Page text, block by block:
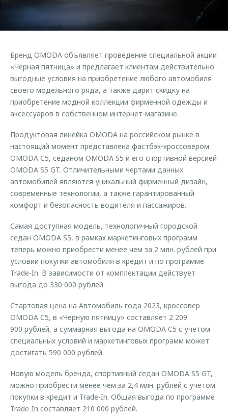
Страхование
Кредитный калькулятор
Одежда и сувениры
Оригинальные аксессуары
Запчасти
Трейд-ин
Калькулятор трейд-ин
Клиентская поддержка
O&J Автоклуб
Приложение O&J
Аксессуары
Одежда и сувениры
Оригинальные аксессуары
Запчасти
Бренд OMODA объявляет проведение специальной акции
«Черная пятница» и предлагает клиентам действительно
выгодные условия на приобретение любого автомобиля
своего модельного ряда, а также дарит скидку на
приобретение модной коллекции фирменной одежды и
аксессуаров в собственном интернет-магазине.
Продуктовая линейка OMODA на российском рынке в
настоящий момент представлена фастбэк-кроссовером
OMODA C5, седаном OMODA S5 и его спортивной версией
OMODA S5 GT. Отличительными чертами данных
автомобилей являются уникальный фирменный дизайн,
современные технологии, а также гарантированный
комфорт и безопасность водителя и пассажиров.
Самая доступная модель, технологичный городской
седан OMODA S5, в рамках маркетинговых программ
теперь можно приобрести менее чем за 2 млн. рублей при
условии покупки автомобиля в кредит и по программе
Trade-In. В зависимости от комплектации действует
выгода до 330 000 рублей.
Стартовая цена на Автомобиль года 2023, кроссовер
OMODA C5, в «Черную пятницу» составляет 2 209
900 рублей, а суммарная выгода на OMODA C5 с учетом
специальных условий и маркетинговых программ может
достигать 590 000 рублей.
Новую модель бренда, спортивный седан OMODA S5 GT,
можно приобрести менее чем за 2,4 млн. рублей с учетом
покупки в кредит и Trade-In. Общая выгода по программе
Trade-In составляет 210 000 рублей.